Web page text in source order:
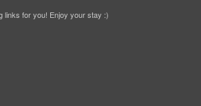
links for you! Enjoy your stay :)